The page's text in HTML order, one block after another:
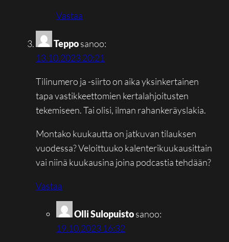
Vastaa
Tepposanoo:
13.10.2023 20:21
Tilinumero ja -siirto on aika yksinkertainen
tapa vastikkeettomien kertalahjoitusten
tekemiseen. Tai olisi, ilman rahankeräyslakia.
Montako kuukautta on jatkuvan tilauksen
vuodessa? Veloittuuko kalenterikuukausittain
vai niinä kuukausina joina podcastia tehdään?
Vastaa
Olli Sulopuistosanoo:
19.10.2023 16:32